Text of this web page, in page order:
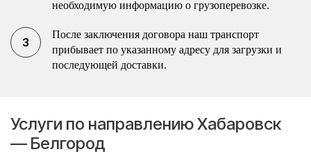
необходимую информацию о грузоперевозке.
После заключения договора наш транспорт
прибывает по указанному адресу для загрузки и
последующей доставки.
Услуги по направлению Хабаровск
— Белгород